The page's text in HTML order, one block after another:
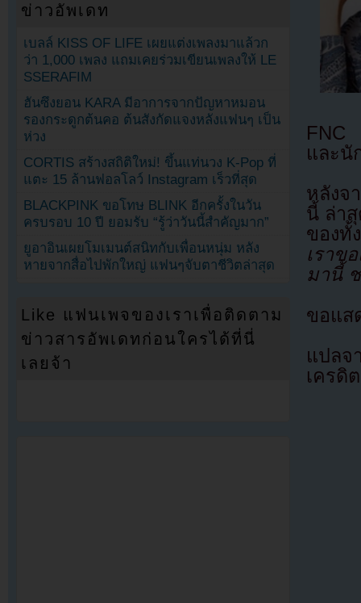
FNC
และนั
หลังจ
นี้ ล่า
ของ
เราข
มานี้
ขอแส
แปล
เครดิ
ข่าวอัพเดท
เบลล์ KISS OF LIFE เผยแต่งเพลงมาแล้วก
ว่า 1,000 เพลง แถมเคยร่วมเขียนเพลงให้ LE
SSERAFIM
ฮันซึงยอน KARA มีอาการจากปัญหาหมอน
รองกระดูกต้นคอ ต้นสังกัดแจงหลังแฟนๆ เป็น
ห่วง
CORTIS สร้างสถิติใหม่! ขึ้นแท่นวง K-Pop ที่
แตะ 15 ล้านฟอลโลว์ Instagram เร็วที่สุด
BLACKPINK ขอโทษ BLINK อีกครั้งในวัน
ครบรอบ 10 ปี ยอมรับ “รู้ว่าวันนี้สำคัญมาก”
ยูอาอินเผยโมเมนต์สนิทกับเพื่อนหนุ่ม หลัง
หายจากสื่อไปพักใหญ่ แฟนๆจับตาชีวิตล่าสุด
Like แฟนเพจของเราเพื่อติดตาม
ข่าวสารอัพเดทก่อนใครได้ที่นี่
เลยจ้า